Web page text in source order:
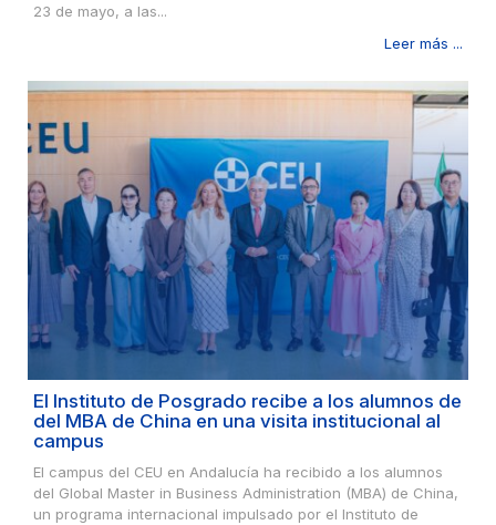
23 de mayo, a las...
Leer más ...
El Instituto de Posgrado recibe a los alumnos de
del MBA de China en una visita institucional al
campus
El campus del CEU en Andalucía ha recibido a los alumnos
del Global Master in Business Administration (MBA) de China,
un programa internacional impulsado por el Instituto de